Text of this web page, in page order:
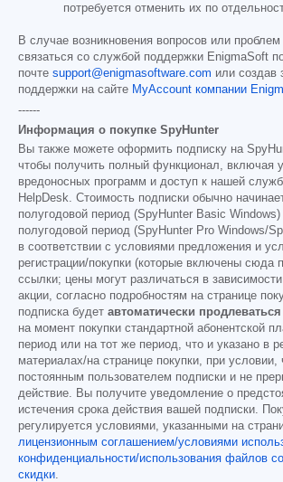
потребуется отменить их по
В случае возникновения вопросов или
связаться со службой поддержки EnigmaSoft
почте support@enigmasoftware.com или создав
поддержки на сайте MyAccount компании
------
Информация о покупке SpyHunter
Вы также можете оформить подписку на
чтобы получить полный функционал, включая
вредоносных программ и доступ к нашей
HelpDesk. Стоимость подписки обычно
полугодовой период (SpyHunter Basic Windows)
полугодовой период (SpyHunter Pro Windows/
в соответствии с условиями предложения и
регистрации/покупки (которые включены сюда
ссылки; цены могут различаться в
акции, согласно подробностям на странице
подписка будет автоматически продлеваться
на момент покупки стандартной абонентской
период или на тот же период, что и указано в
материалах/на странице покупки, при условии,
постоянным пользователем подписки и не
действие. Вы получите уведомление о
истечения срока действия вашей подписки.
регулируется условиями, указанными на
лицензионным соглашением/условиями
конфиденциальности/использования файлов
скидки